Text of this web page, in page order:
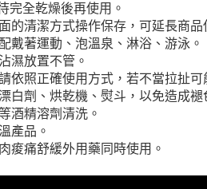
完全乾燥後再使用。
的清潔方式操作保存，可延長商品
戴著運動、泡溫泉、淋浴、游泳。
濕放置不管。
依照正確使用方式，若不當拉扯
白劑、烘乾機、熨斗，以免造成褪
酒精溶劑清洗。
產品。
痠痛舒緩外用藥同時使用。